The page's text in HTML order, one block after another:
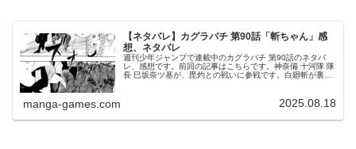
【ネタバレ】カグラバチ 第90話「斬ちゃん」感
想、ネタバレ
週刊少年ジャンプで連載中のカグラバチ 第90話のネタバ
レ、感想です。前回の記事はこちらです。神奈備 十河隊 隊
長 巳坂奈ツ基が、毘灼との戦いに参戦です。白廻斬が裏切
manga-games.com 2025.08.18